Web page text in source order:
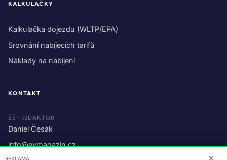
KALKULAČKY
Kalkulačka dojezdu (WLTP/EPA)
Srovnání nabíjecích tarifů
Náklady na nabíjení
KONTAKT
ŠÉFREDAKTOR
Daniel Česák
info@evmagazin.cz
REKLAMA